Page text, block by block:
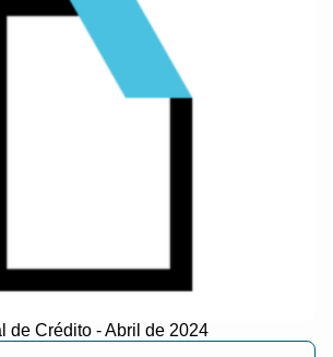
de Crédito - Abril de 2024